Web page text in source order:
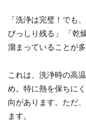
「洗浄は完璧！でも
びっしり残る」 「乾
溜まっていることが
これは、洗浄時の高
め。特に熱を保ちに
向があります。ただ
ます。